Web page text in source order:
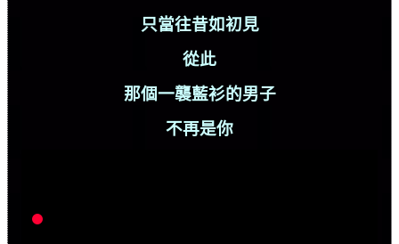
只當往昔如初見
從此
那個一襲藍衫的男子
不再是你